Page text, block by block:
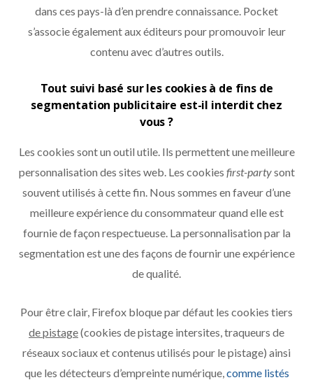
dans ces pays-là d’en prendre connaissance. Pocket
s’associe également aux éditeurs pour promouvoir leur
contenu avec d’autres outils.
Tout suivi basé sur les cookies à de fins de
segmentation publicitaire est-il interdit chez
vous ?
Les cookies sont un outil utile. Ils permettent une meilleure
personnalisation des sites web. Les cookies first-partysont
souvent utilisés à cette fin. Nous sommes en faveur d’une
meilleure expérience du consommateur quand elle est
fournie de façon respectueuse. La personnalisation par la
segmentation est une des façons de fournir une expérience
de qualité.
Pour être clair, Firefox bloque par défaut les cookies tiers
de pistage(cookies de pistage intersites, traqueurs de
réseaux sociaux et contenus utilisés pour le pistage) ainsi
que les détecteurs d’empreinte numérique, comme listés